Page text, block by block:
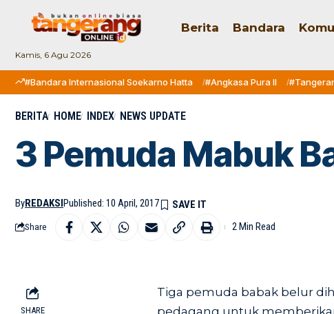
Kamis, 6 Agu 2026
Berita Bandara
#Bandara Internasional Soekarno Hatta #Angkasa Pura II
BERITA HOME INDEX NEWS UPDATE
3 Pemuda Mabuk
ByREDAKSIPublished: 10 April, 2017
Share 2 Min Read
SHARE
Tiga pemuda babak belur
pedagang untuk